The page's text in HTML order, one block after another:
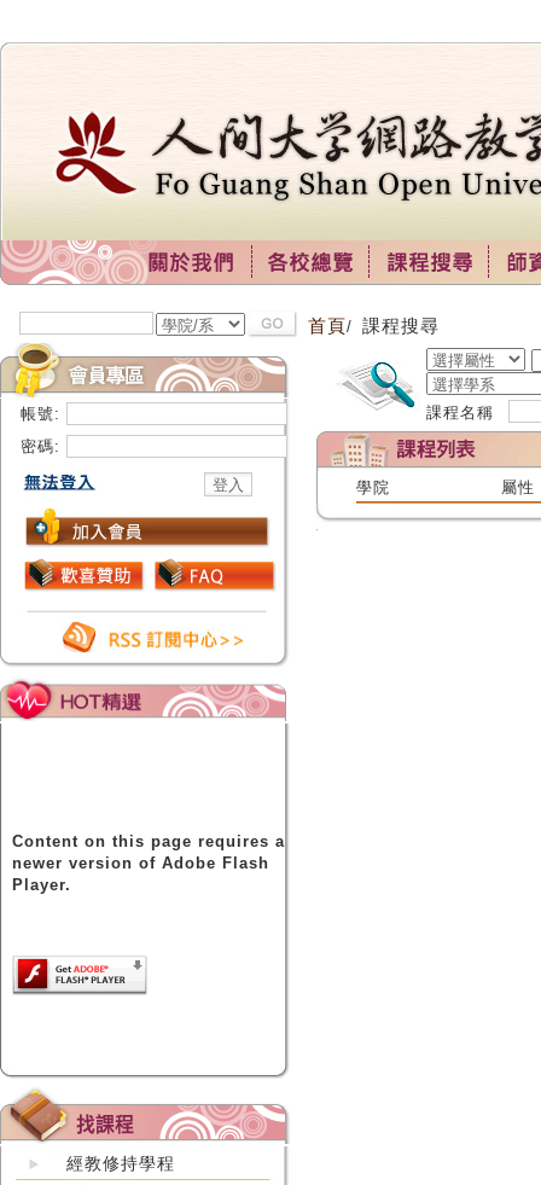
帳號:
密碼:
Content on this page requires a
newer version of Adobe Flash
Player.
經教修持學程
首頁/ 課程搜尋
課程名稱
學院 屬性